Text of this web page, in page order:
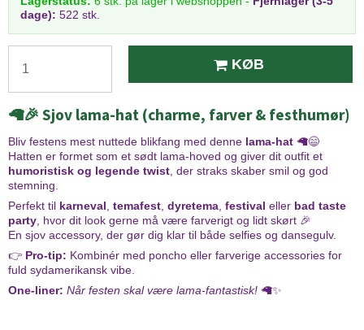
dage): 522 stk.
KØB
🦙🎉 Sjov lama-hat (charme, farver & festhumør)
Bliv festens mest nuttede blikfang med denne lama-hat 🦙😄
Hatten er formet som et sødt lama-hoved og giver dit outfit et
humoristisk og legende twist, der straks skaber smil og god
stemning.
Perfekt til karneval, temafest, dyretema, festival eller bad taste
party, hvor dit look gerne må være farverigt og lidt skørt 🎉
En sjov accessory, der gør dig klar til både selfies og dansegulv.
👉 Pro-tip: Kombinér med poncho eller farverige accessories for
fuld sydamerikansk vibe.
One-liner: Når festen skal være lama-fantastisk! 🦙✨